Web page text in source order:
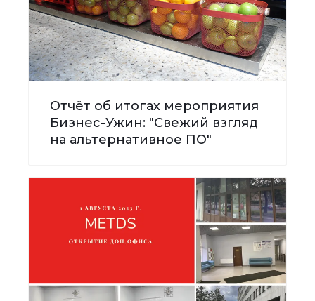
Отчёт об итогах мероприятия
Бизнес-Ужин: "Свежий взгляд
на альтернативное ПО"